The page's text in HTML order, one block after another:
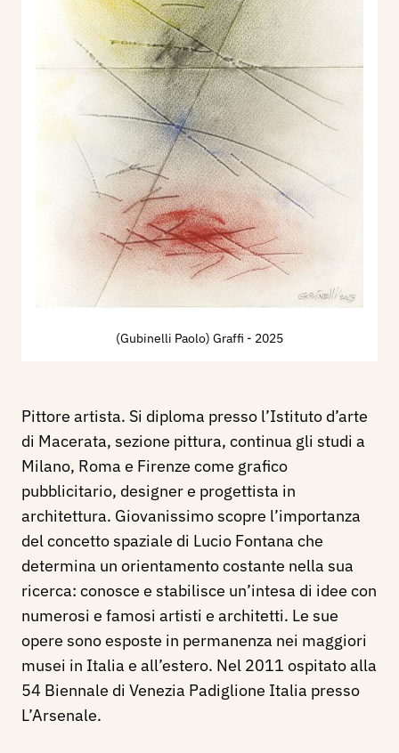
(Gubinelli Paolo) Graffi - 2025
Pittore artista. Si diploma presso l’Istituto d’arte
di Macerata, sezione pittura, continua gli studi a
Milano, Roma e Firenze come grafico
pubblicitario, designer e progettista in
architettura. Giovanissimo scopre l’importanza
del concetto spaziale di Lucio Fontana che
determina un orientamento costante nella sua
ricerca: conosce e stabilisce un’intesa di idee con
numerosi e famosi artisti e architetti. Le sue
opere sono esposte in permanenza nei maggiori
musei in Italia e all’estero. Nel 2011 ospitato alla
54 Biennale di Venezia Padiglione Italia presso
L’Arsenale.